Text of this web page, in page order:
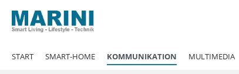
Zur Hauptnavigation springen
START SMART-HOME KOMMUNIKATION MULTIMEDIA